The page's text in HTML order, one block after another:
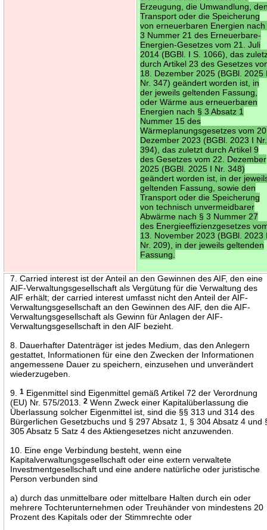
Erzeugung, die Umwandlung,
Transport oder die Speicherung
von erneuerbaren Energien nach
3 Nummer 21 des Erneuerbare-
Energien-Gesetzes vom 21. Juli
2014 (BGBl. I S. 1066), das
durch Artikel 23 des Gesetzes
18. Dezember 2025 (BGBl. 2025
Nr. 347) geändert worden ist, in
der jeweils geltenden Fassung,
oder Wärme aus erneuerbaren
Energien nach § 3 Absatz 1
Nummer 15 des
Wärmeplanungsgesetzes vom
Dezember 2023 (BGBl. 2023 I Nr.
394), das zuletzt durch Artikel 9
des Gesetzes vom 22. Dezember
2025 (BGBl. 2025 I Nr. 348)
geändert worden ist, in der
geltenden Fassung, sowie den
Transport oder die Speicherung
von technisch unvermeidbarer
Abwärme nach § 3 Nummer 27
des Energieeffizienzgesetzes
13. November 2023 (BGBl. 2023
Nr. 209), in der jeweils geltenden
Fassung.
7. Carried interest ist der Anteil an den Gewinnen des AIF, den eine
AIF-Verwaltungsgesellschaft als Vergütung für die Verwaltung des
AIF erhält; der carried interest umfasst nicht den Anteil der AIF-
Verwaltungsgesellschaft an den Gewinnen des AIF, den die AIF-
Verwaltungsgesellschaft als Gewinn für Anlagen der AIF-
Verwaltungsgesellschaft in den AIF bezieht.
8. Dauerhafter Datenträger ist jedes Medium, das den Anlegern
gestattet, Informationen für eine den Zwecken der Informationen
angemessene Dauer zu speichern, einzusehen und unverändert
wiederzugeben.
9.1 Eigenmittel sind Eigenmittel gemäß Artikel 72 der Verordnung
(EU) Nr. 575/2013.2 Wenn Zweck einer Kapitalüberlassung die
Überlassung solcher Eigenmittel ist, sind die §§ 313 und 314 des
Bürgerlichen Gesetzbuchs und § 297 Absatz 1, § 304 Absatz 4 und
305 Absatz 5 Satz 4 des Aktiengesetzes nicht anzuwenden.
10. Eine enge Verbindung besteht, wenn eine
Kapitalverwaltungsgesellschaft oder eine extern verwaltete
Investmentgesellschaft und eine andere natürliche oder juristische
Person verbunden sind
a) durch das unmittelbare oder mittelbare Halten durch ein oder
mehrere Tochterunternehmen oder Treuhänder von mindestens 20
Prozent des Kapitals oder der Stimmrechte oder